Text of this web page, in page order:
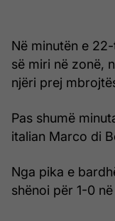
Në minutën e
së miri në zonë,
njëri prej
Pas shumë
italian Marco di
Nga pika e
shënoi për 1-0